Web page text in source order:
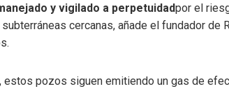
y vigilado a perpetuidadpor el
cercanas, añade el fundador de
estos pozos siguen emitiendo un gas de